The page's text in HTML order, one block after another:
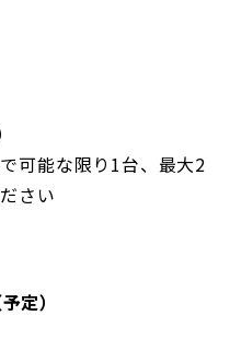
可能な限り1台、最大2
さい
定）